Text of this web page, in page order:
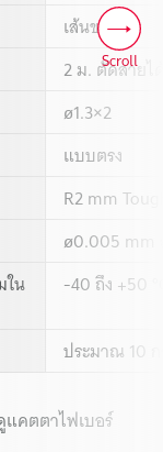
เส้นขนาน
2 ม. ตัดสายไ
ø1.3×2
แบบตรง
R2 mm
ø0.005 mm
น -40 ถึง +50
ประมาณ 10
แคตตาไฟเบอร์
Scroll